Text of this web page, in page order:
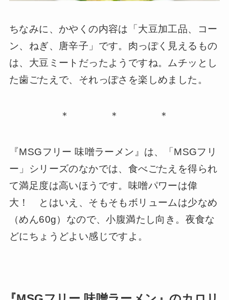
ちなみに、かやくの内容は「大豆加工品、コー
ン、ねぎ、唐辛子」です。肉っぽく見えるもの
は、大豆ミートだったようですね。ムチッとし
た歯ごたえで、それっぽさを楽しめました。
＊ ＊ ＊
『MSGフリー 味噌ラーメン』は、「MSGフリ
ー」シリーズのなかでは、食べごたえを得られ
て満足度は高いほうです。味噌パワーは偉
大！ とはいえ、そもそもボリュームは少なめ
（めん60g）なので、小腹満たし向き。夜食な
どにちょうどよい感じですよ。